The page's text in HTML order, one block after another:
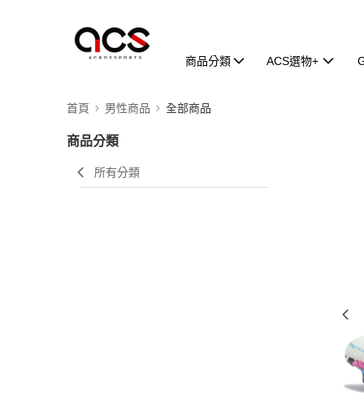
商品分類 ACS選物+
首頁 男性商品 全部商品
商品分類
所有分類